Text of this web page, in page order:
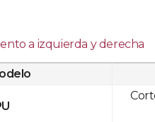
a izquierda y derecha